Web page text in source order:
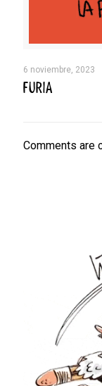
6 noviembre, 2023
FURIA
Comments are